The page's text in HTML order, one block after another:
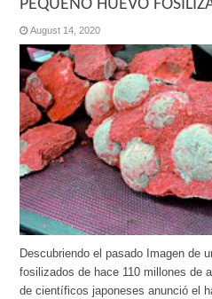
PEQUEÑO HUEVO
August 14, 2020
Descubriendo el pasado Imagen de
fosilizados de hace 110 millones de
de científicos japoneses anunció el